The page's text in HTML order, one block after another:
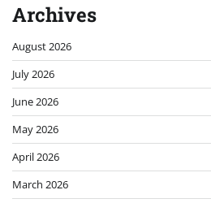
Archives
August 2026
July 2026
June 2026
May 2026
April 2026
March 2026